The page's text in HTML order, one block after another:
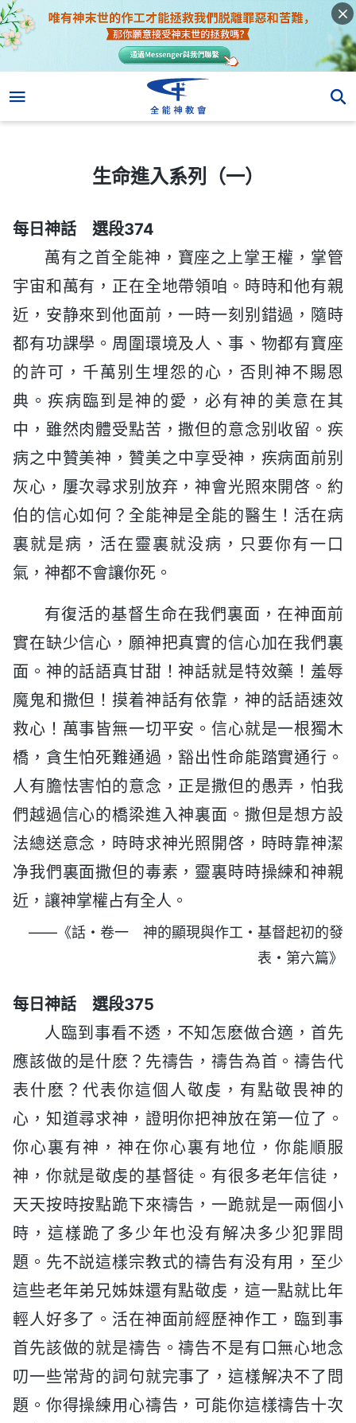
生命進入系列（一）
每日神話 選段374
萬有之首全能神，寶座之上掌王權，掌管
宇宙和萬有，正在全地帶領咱。時時和他有親
近，安静來到他面前，一時一刻别錯過，隨時
都有功課學。周圍環境及人、事、物都有寶座
的許可，千萬别生埋怨的心，否則神不賜恩
典。疾病臨到是神的愛，必有神的美意在其
中，雖然肉體受點苦，撒但的意念别收留。疾
病之中贊美神，贊美之中享受神，疾病面前别
灰心，屢次尋求别放弃，神會光照來開啓。約
伯的信心如何？全能神是全能的醫生！活在病
裏就是病，活在靈裏就没病，只要你有一口
氣，神都不會讓你死。
有復活的基督生命在我們裏面，在神面前
實在缺少信心，願神把真實的信心加在我們裏
面。神的話語真甘甜！神話就是特效藥！羞辱
魔鬼和撒但！摸着神話有依靠，神的話語速效
救心！萬事皆無一切平安。信心就是一根獨木
橋，貪生怕死難通過，豁出性命能踏實通行。
人有膽怯害怕的意念，正是撒但的愚弄，怕我
們越過信心的橋梁進入神裏面。撒但是想方設
法總送意念，時時求神光照開啓，時時靠神潔
净我們裏面撒但的毒素，靈裏時時操練和神親
近，讓神掌權占有全人。
——《話・卷一 神的顯現與作工・基督起初的發
表・第六篇》
每日神話 選段375
人臨到事看不透，不知怎麽做合適，首先
應該做的是什麽？先禱告，禱告為首。禱告代
表什麽？代表你這個人敬虔，有點敬畏神的
心，知道尋求神，證明你把神放在第一位了。
你心裏有神，神在你心裏有地位，你能順服
神，你就是敬虔的基督徒。有很多老年信徒，
天天按時按點跪下來禱告，一跪就是一兩個小
時，這樣跪了多少年也没有解决多少犯罪問
題。先不説這樣宗教式的禱告有没有用，至少
這些老年弟兄姊妹還有點敬虔，這一點就比年
輕人好多了。活在神面前經歷神作工，臨到事
首先該做的就是禱告。禱告不是有口無心地念
叨一些常背的詞句就完事了，這樣解决不了問
題。你得操練用心禱告，可能你這樣禱告十次